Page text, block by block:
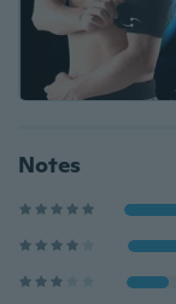
Notes